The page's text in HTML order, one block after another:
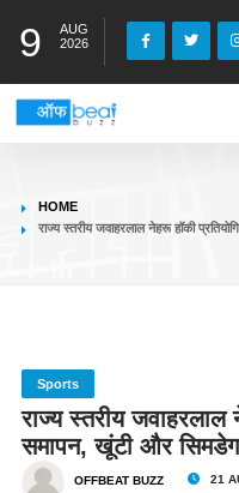
9
AUG
2026
HOME
राज्य स्तरीय जवाहरलाल नेहरू हॉकी
Sports
राज्य स्तरीय जवाहरलाल
समापन, खूंटी और
OFFBEAT BUZZ 21